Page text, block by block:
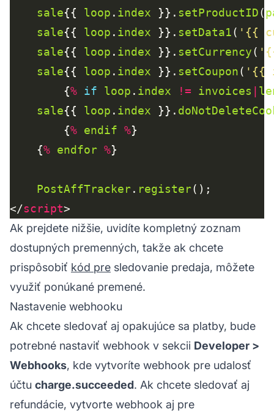
sale{{ loop . index }}. setProductID(
sale{{ loop . index }}. setData1( '{{
sale{{ loop . index }}. setCurrency(
sale{{ loop . index }}. setCoupon( '{{
        {
% if loop . index != invoices |
sale{{ loop . index }}.
        {
% endif %
    {
% endfor %
PostAffTracker. register
</script
Ak prejdete nižšie, uvidíte kompletný zoznam
dostupných premenných, takže ak chcete
prispôsobiť kód pre sledovanie predaja, môžete
využiť ponúkané premené.
Nastavenie webhooku
Ak chcete sledovať aj opakujúce sa platby, bude
potrebné nastaviť webhook v sekcii Developer >
Webhooks, kde vytvoríte webhook pre udalosť
účtu charge.succeeded. Ak chcete sledovať aj
refundácie, vytvorte webhook aj pre